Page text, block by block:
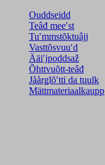
Ouddseidd
Teâđ meeʹst
Tuʹmmstõktuâjj
Vasttõsvuuʹd
Ääiʹjpoddsaž
Õhttvuõtt-teâđ
Jåårǥlõʹtti da tuulk
Mättmateriaalkaupp